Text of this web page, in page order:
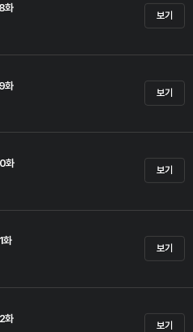
화
보기
화
보기
화
보기
화
보기
화
보기